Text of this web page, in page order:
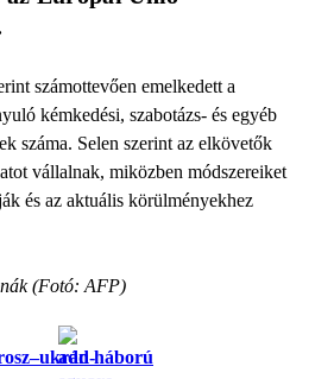
számottevően emelkedett a
kémkedési, szabotázs- és egyéb
száma. Selen szerint az elkövetők
vállalnak, miközben módszereiket
és az aktuális körülményekhez
(Fotó: AFP)
háború